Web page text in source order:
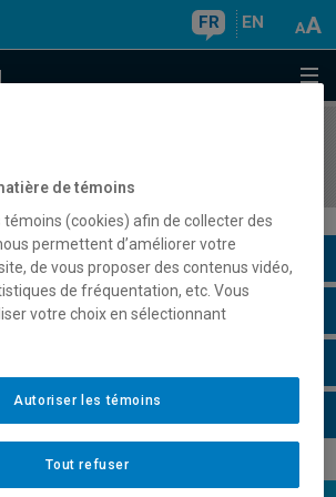
FR EN
de témoins
témoins (cookies) afin de collecter des
permettent d’améliorer votre
de vous proposer des contenus vidéo,
de fréquentation, etc. Vous
votre choix en sélectionnant
Tout refuser
Autoriser les témoins